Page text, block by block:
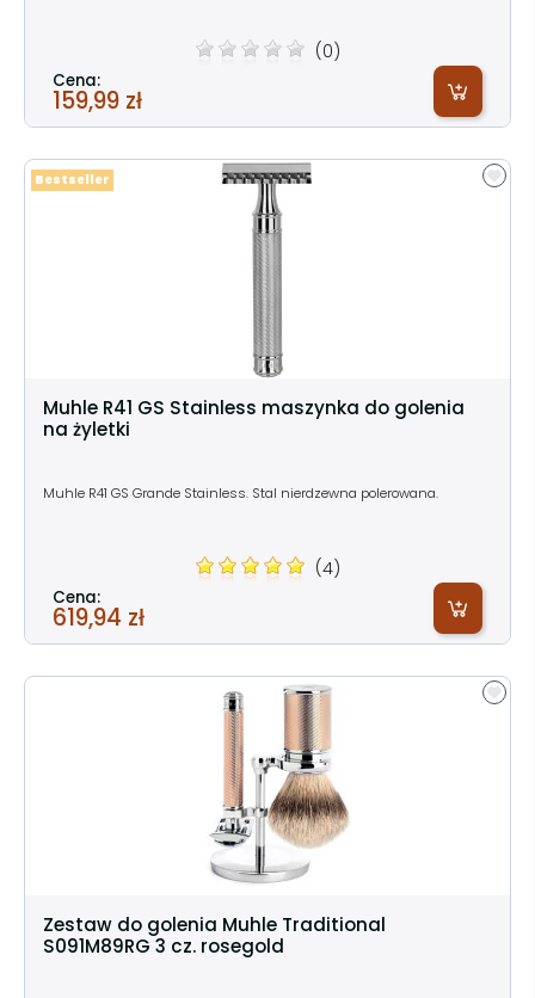
(0)
Cena:
159,99 zł
Muhle R41 GS Stainless maszynka do golenia
na żyletki
Muhle R41 GS Grande Stainless. Stal nierdzewna polerowana.
(4)
Cena:
619,94 zł
Bestseller
Zestaw do golenia Muhle Traditional
S091M89RG 3 cz. rosegold